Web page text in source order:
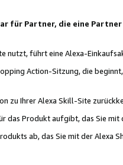
für Partner, die eine
nutzt, führt eine Alexa-
Action-Sitzung, die
zu Ihrer Alexa Skill-Site
das Produkt aufgibt, das Sie mit
ab, das Sie mit der Alexa